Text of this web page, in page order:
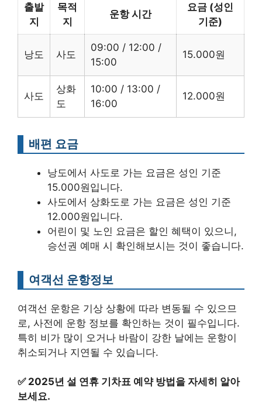
출발
지
목적
지
운항 시간
요금 (성인
기준)
낭도 사도
09:00 / 12:00 /
15:00
15.000원
사도
상화
도
10:00 / 13:00 /
16:00
12.000원
배편 요금
낭도에서 사도로 가는 요금은 성인 기준
15.000원입니다.
사도에서 상화도로 가는 요금은 성인 기준
12.000원입니다.
어린이 및 노인 요금은 할인 혜택이 있으니,
승선권 예매 시 확인해보시는 것이 좋습니다.
여객선 운항정보
여객선 운항은 기상 상황에 따라 변동될 수 있으므
로, 사전에 운항 정보를 확인하는 것이 필수입니다.
특히 비가 많이 오거나 바람이 강한 날에는 운항이
취소되거나 지연될 수 있습니다.
✅ 2025년 설 연휴 기차표 예약 방법을 자세히 알아
보세요.